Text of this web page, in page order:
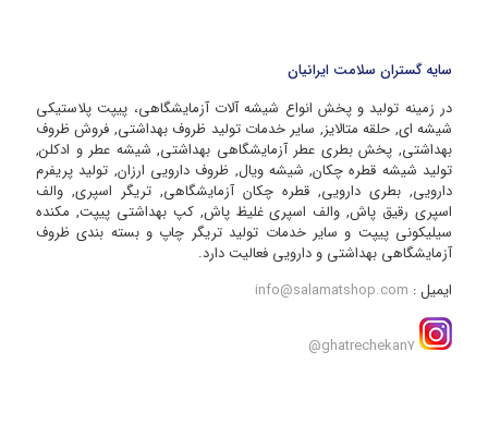
سایه گستران سلامت ایرانیان
در زمینه تولید و پخش انواع شیشه آلات آزمایشگاهی، پیپت پلاستیکی
شیشه ای, حلقه متالایز, سایر خدمات تولید ظروف بهداشتی, فروش ظروف
بهداشتی, پخش بطری عطر آزمایشگاهی بهداشتی, شیشه عطر و ادکلن,
تولید شیشه قطره چکان, شیشه ویال, ظروف دارویی ارزان, تولید پریفرم
دارویی, بطری دارویی, قطره چکان آزمایشگاهی, تریگر اسپری, والف
اسپری رقیق پاش, والف اسپری غلیظ پاش, کپ بهداشتی پیپت, مکنده
سیلیکونی پیپت و سایر خدمات تولید تریگر چاپ و بسته بندی ظروف
آزمایشگاهی بهداشتی و دارویی فعالیت دارد.
ایمیل : info@salamatshop.com
ghatrechekan7@